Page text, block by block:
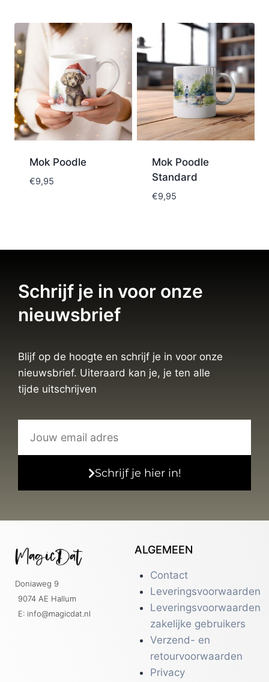
Mok Poodle
€9,95
Mok Poodle
Standard
€9,95
Schrijf je in voor onze
nieuwsbrief
Blijf op de hoogte en schrijf je in voor onze
nieuwsbrief. Uiteraard kan je, je ten alle
tijde uitschrijven
Schrijf je hier in!
Doniaweg 9
9074 AE Hallum
E: info@magicdat.nl
ALGEMEEN
Contact
Leveringsvoorwaarden
Leveringsvoorwaarden
zakelijke gebruikers
Verzend- en
retourvoorwaarden
Privacy